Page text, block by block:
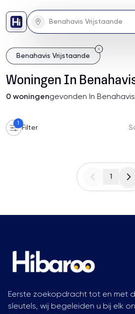
Benahavis Vrijstaande
Woningen In
0 woningengevonden In
1
Filter
1
Eerste zoekopdracht tot en met
sleutels, wij begeleiden u bij elk